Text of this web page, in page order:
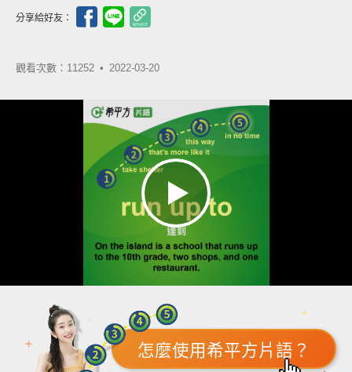
分享給好友：
觀看次數：11252 • 2022-03-20
怎麼使用希平方片語？